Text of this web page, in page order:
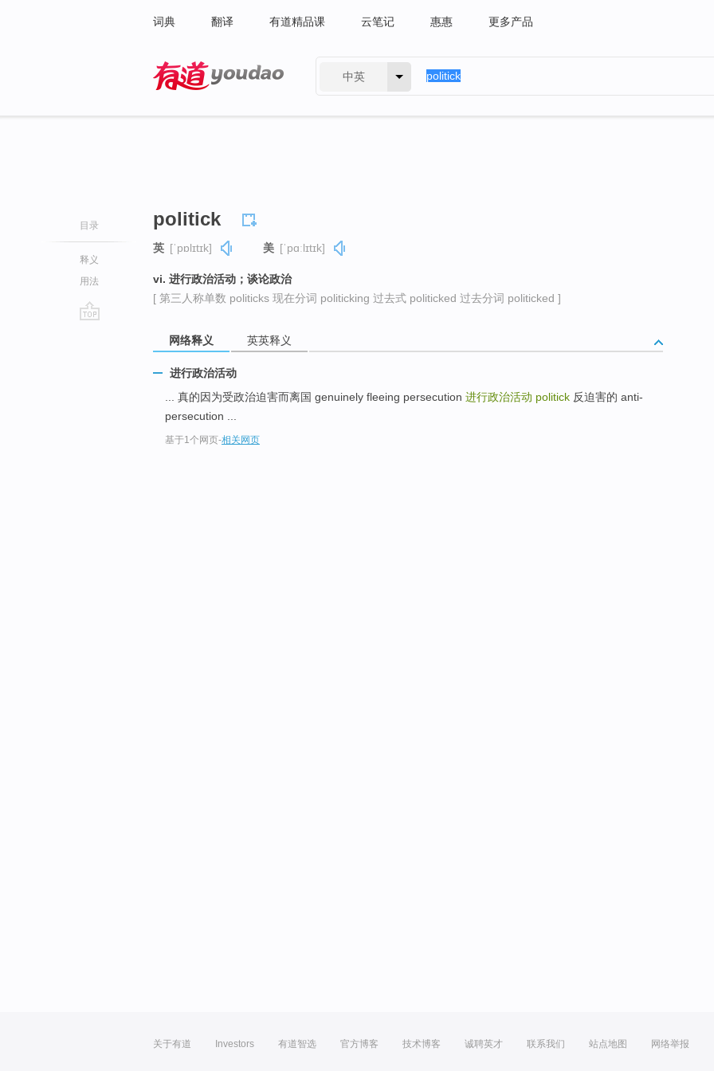
词典 翻译 有道精品课 云笔记 惠惠 更多产品
中英
目录
释义
用法
politick
英 [ˈpɒlɪtɪk] 美 [ˈpɑːlɪtɪk]
vi. 进行政治活动；谈论政治
[ 第三人称单数 politicks 现在分词 politicking 过去式 politicked 过去分词 politicked ]
网络释义 英英释义
进行政治活动
... 真的因为受政治迫害而离国 genuinely fleeing persecution 进行政治活动 politick 反迫害的 anti-
persecution ...
基于1个网页-相关网页
关于有道 Investors 有道智选 官方博客 技术博客 诚聘英才 联系我们 站点地图 网络举报